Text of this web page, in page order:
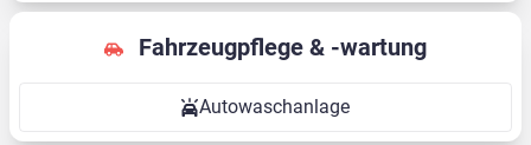
Fahrzeugpflege & -wartung
Autowaschanlage